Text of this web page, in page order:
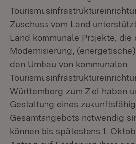
Zuschuss vom Land
Land kommunale Projekte, die
Modernisierung,
den Umbau von kommunalen
Württemberg zum Ziel haben
Gestaltung eines
Gesamtangebots notwendig
können bis spätestens 1.